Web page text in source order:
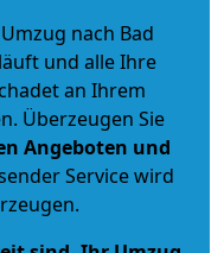
nach Bad
und alle Ihre
an Ihrem
Überzeugen Sie
Angeboten und
Service wird